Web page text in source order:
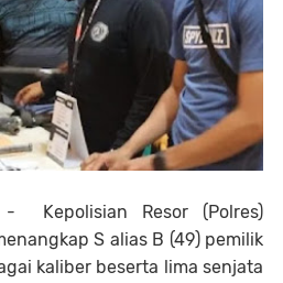
- Kepolisian Resor (Polres)
S alias B (49) pemilik
kaliber beserta lima senjata